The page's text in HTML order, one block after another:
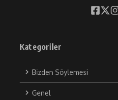
Kategoriler
Bizden Söylemesi
Genel